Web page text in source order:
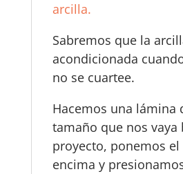
arcilla.
Sabremos que la
acondicionada
no se cuartee.
Hacemos una lámina
tamaño que nos vaya
proyecto, ponemos el
encima y